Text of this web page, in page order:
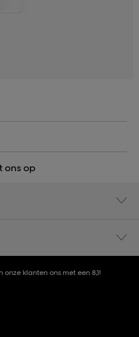
ons op
onze klanten ons met een 8,1!